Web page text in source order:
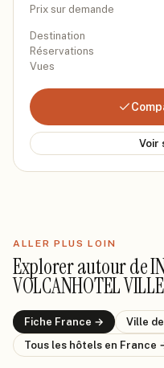
Prix sur demande
Destination
Réservations
Vues
Voir
ALLER PLUS LOIN
Explorer autour de
VOLCANHOTEL
Fiche France → Ville de
Tous les hôtels en France